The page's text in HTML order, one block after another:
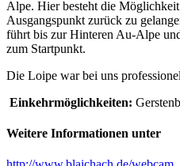
Alpe. Hier besteht die
Ausgangspunkt zurück zu
führt bis zur Hinteren Au-Alpe
zum Startpunkt.
Die Loipe war bei uns
Einkehrmöglichkeiten:
Weitere Informationen unter